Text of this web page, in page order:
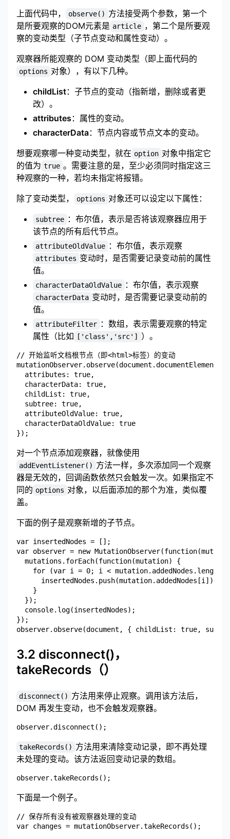
上面代码中， observe() 方法接受两个参数，第一个
是所要观察的DOM元素是 article ，第二个是所要观
察的变动类型（子节点变动和属性变动）。
观察器所能观察的 DOM 变动类型（即上面代码的
options 对象），有以下几种。
childList：子节点的变动（指新增，删除或者更
改）。
attributes ：属性的变动。
characterData：节点内容或节点文本的变动。
想要观察哪一种变动类型，就在 option 对象中指定它
的值为 true 。需要注意的是，至少必须同时指定这三
种观察的一种，若均未指定将报错。
除了变动类型，
options 对象还可以设定以下属性：
subtree ：布尔值，表示是否将该观察器应用于
该节点的所有后代节点。
attributeOldValue ：布尔值，表示观察
attributes 变动时，是否需要记录变动前的属性
值。
characterDataOldValue ：布尔值，表示观察
characterData 变动时，是否需要记录变动前的
值。
attributeFilter ：数组，表示需要观察的特定
属性（比如
['class','src'] ）。
// 开始监听文档根节点（即<html>标签）的变动
mutationObserver.observe(document.documentElement, {
  attributes: true,
  characterData: true,
  childList: true,
  subtree: true,
  attributeOldValue: true,
  characterDataOldValue: true
对一个节点添加观察器，就像使用
addEventListener() 方法一样，多次添加同一个观察
器是无效的，回调函数依然只会触发一次。如果指定不
同的 options 对象，以后面添加的那个为准，类似覆
盖。
下面的例子是观察新增的子节点。
var insertedNodes = [];
var observer = new
  mutations.forEach(function(mutation) {
for (var i = 0; i < mutation.addedNodes.length;
      insertedNodes.push(mutation.addedNodes[i]);
    }
  });
  console.log(insertedNodes);
});
3.2 disconnect()，
takeRecords（）
disconnect() 方法用来停止观察。调用该方法后，
DOM 再发生变动，也不会触发观察器。
takeRecords() 方法用来清除变动记录，即不再处理
未处理的变动。该方法返回变动记录的数组。
下面是一个例子。
// 保存所有没有被观察器处理的变动
var changes = mutationObserver.takeRecords();